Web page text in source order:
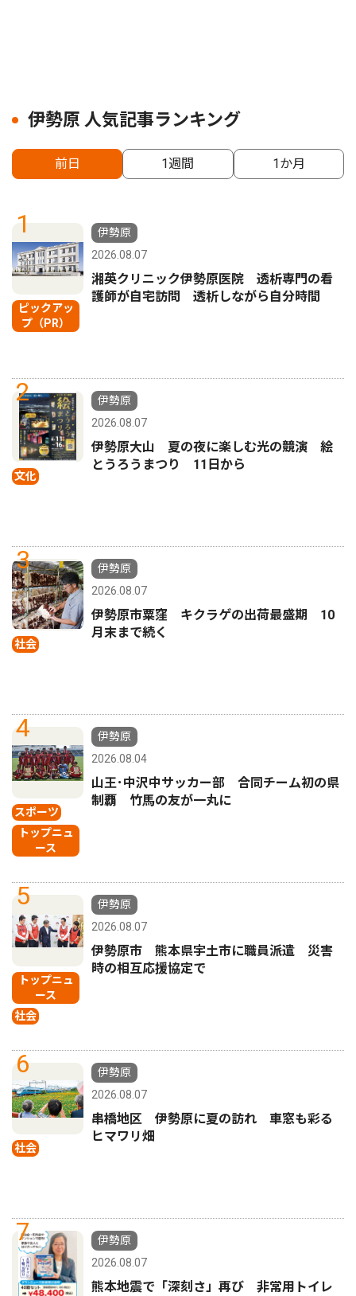
伊勢原 人気記事ランキング
前日 1週間 1か月
1
ピックアッ
プ（PR）
伊勢原
2026.08.07
湘英クリニック伊勢原医院 透析専門の看
護師が自宅訪問 透析しながら自分時間
2
文化
伊勢原
2026.08.07
伊勢原大山 夏の夜に楽しむ光の競演 絵
とうろうまつり 11日から
3
社会
伊勢原
2026.08.07
伊勢原市粟窪 キクラゲの出荷最盛期 10
月末まで続く
4
スポーツ
トップニュ
ース
伊勢原
2026.08.04
山王･中沢中サッカー部 合同チーム初の県
制覇 竹馬の友が一丸に
5
トップニュ
ース
社会
伊勢原
2026.08.07
伊勢原市 熊本県宇土市に職員派遣 災害
時の相互応援協定で
6
社会
伊勢原
2026.08.07
串橋地区 伊勢原に夏の訪れ 車窓も彩る
ヒマワリ畑
7
伊勢原
2026.08.07
熊本地震で「深刻さ」再び 非常用トイレ